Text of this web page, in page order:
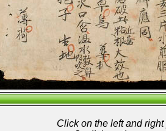
Click on the left and